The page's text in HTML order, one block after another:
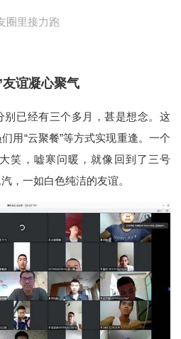
圈里接力跑
友谊凝心聚气
别已经有三个多月，甚是想念。这
用“云聚餐”等方式实现重逢。一个
笑，嘘寒问暖，就像回到了三号
，一如白色纯洁的友谊。